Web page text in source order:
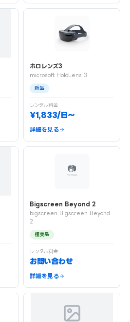
ホロレンズ3
microsoft HoloLens 3
新品
レンタル料金
¥1,833/日〜
詳細を見る
Bigscreen Beyond 2
bigscreen Bigscreen Beyond
2
極美品
レンタル料金
お問い合わせ
詳細を見る